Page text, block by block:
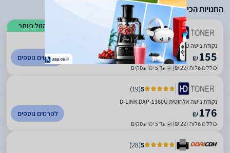
החנויות הכי זולות
הזול ביותר
5
(
19
)
נקודת גישה D-LINK DAP-1360U
₪155
כולל משלוח (22 ₪) עד 5 ימי עסקים
לפרטים נוספים
5
(
19
)
נקודת גישה אלחוטית D-LINK DAP-1360U
₪176
כולל משלוח (22 ₪) עד 5 ימי עסקים
לפרטים נוספים
5
(
28
)